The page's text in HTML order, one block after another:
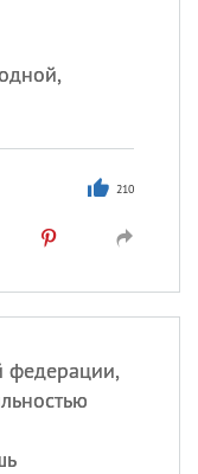
210
федерации,